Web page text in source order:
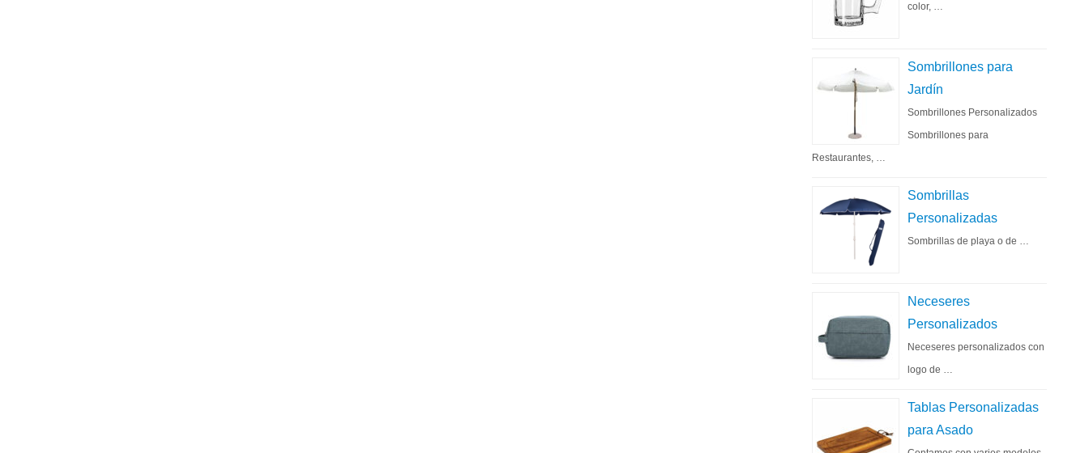
color, …
Sombrillones para
Jardín
Sombrillones Personalizados
Sombrillones para
Restaurantes, …
Sombrillas
Personalizadas
Sombrillas de playa o de …
Neceseres
Personalizados
Neceseres personalizados con
logo de …
Tablas Personalizadas
para Asado